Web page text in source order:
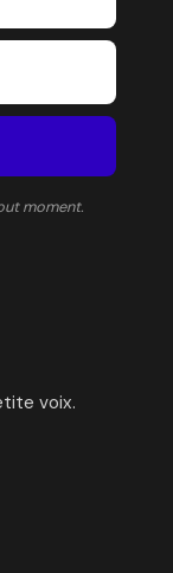
moment.
voix.